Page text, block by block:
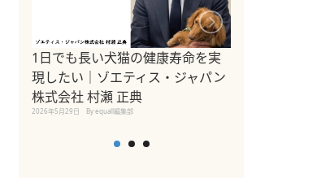
1日でも長い犬猫の健康寿命を実
現したい｜ゾエティス・ジャパン
株式会社 村瀬 正典
2026年5月29日 By equall編集部